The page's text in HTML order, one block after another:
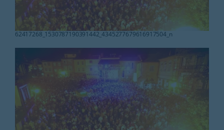
Search
62417268_1530787190391442_4345277679616917504_n